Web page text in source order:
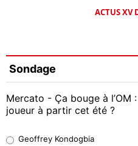
ACTUS XV
Sondage
Mercato - Ça bouge à
joueur à partir cet été ?
Geoffrey Kondogbia